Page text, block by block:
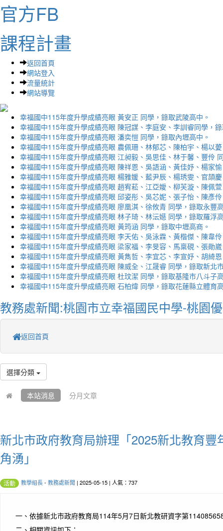
官方FB
課程計畫
返回首頁
網站登入
流量統計
網站導覽
幸福國中115年度升學成績亮眼 黃安正 同學，錄取武陵高中。
幸福國中115年度升學成績亮眼 陳冠謀、李庭安、李訓睿同學，
幸福國中115年度升學成績亮眼 潘奕愷 同學，錄取內壢高中。
幸福國中115年度升學成績亮眼 農佩珊、林郁芯、陳柏宇、楊以
幸福國中115年度升學成績亮眼 江昶毅、吳思佳、林于馨、豐伶
幸福國中115年度升學成績亮眼 陳祥恩、吳語涵、黃佳妤、楊家
幸福國中115年度升學成績亮眼 楊雅媛、藍尹辰、楊琇雯、官頡
幸福國中115年度升學成績亮眼 趙宥菘、江亞嬡、柳芙漩、陳佩
幸福國中115年度升學成績亮眼 邱姿彤、吳芯妮、張子怡、陳彥
幸福國中115年度升學成績亮眼 廖凰淇、徐攸青 同學，錄取永豐
幸福國中115年度升學成績亮眼 林子琦、林沄嬨 同學，錄取羅浮
幸福國中115年度升學成績亮眼 黃筠涵 同學，錄取中壢高商。
幸福國中115年度升學成績亮眼 李天佑、吳泳霖、黃楷傑、陳韋
幸福國中115年度升學成績亮眼 梁家福、李旻容、馬稟硯、張勛
幸福國中115年度升學成績亮眼 黃雋哲、李宜芯、李宣妤、胡綺
幸福國中115年度升學成績亮眼 陳威全、江晟睿 同學，錄取新北
幸福國中115年度升學成績亮眼 杜玟潔 同學，錄取基隆市八斗子
幸福國中115年度升學成績亮眼 石柏煒 同學，錄取花蓮縣立體育
教務處新聞:桃園市立幸福國民中學-桃園
返回首頁
選擇分類
本站消息 分月文章
新北市政府教育局辦理「2025新北教育豐
角湧」
活動 教學組長- 教務處新聞 | 2025-05-15 | 人氣：737
一、 依據新北市政府教育局114年5月7日新北教研資字第